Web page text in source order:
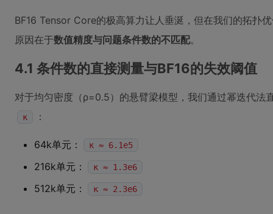
BF16 Tensor Core的极高算力让人垂涎，但在我们的拓扑
原因在于数值精度与问题条件数的不匹配。
4.1 条件数的直接测量与BF16的失效阈值
对于均匀密度（ρ=0.5）的悬臂梁模型，我们通过幂迭代法
κ ：
64k单元： κ ≈ 6.1e5
216k单元： κ ≈ 1.3e6
512k单元： κ ≈ 2.3e6